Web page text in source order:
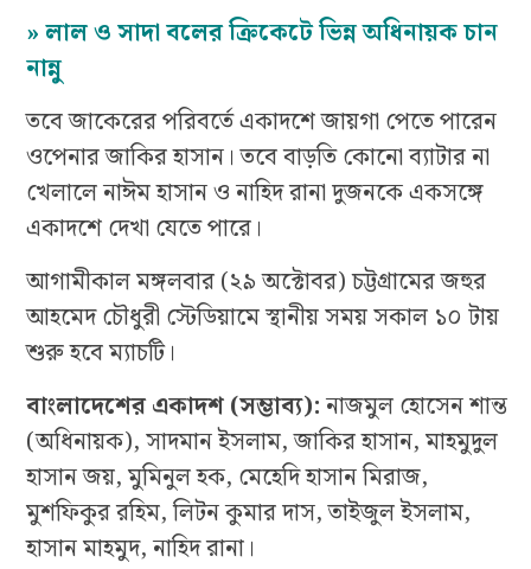
»লাল ও সাদা বলের ক্রিকেটে ভিন্ন অধিনায়ক চান
নান্নু
তবে জাকেরের পরিবর্তে একাদশে জায়গা পেতে পারেন
ওপেনার জাকির হাসান। তবে বাড়তি কোনো ব্যাটার না
খেলালে নাঈম হাসান ও নাহিদ রানা দুজনকে একসঙ্গে
একাদশে দেখা যেতে পারে।
আগামীকাল মঙ্গলবার (২৯ অক্টোবর) চট্টগ্রামের জহুর
আহমেদ চৌধুরী স্টেডিয়ামে স্থানীয় সময় সকাল ১০ টায়
শুরু হবে ম্যাচটি।
বাংলাদেশের একাদশ (সম্ভাব্য):নাজমুল হোসেন শান্ত
(অধিনায়ক), সাদমান ইসলাম, জাকির হাসান, মাহমুদুল
হাসান জয়, মুমিনুল হক, মেহেদি হাসান মিরাজ,
মুশফিকুর রহিম, লিটন কুমার দাস, তাইজুল ইসলাম,
হাসান মাহমুদ, নাহিদ রানা।